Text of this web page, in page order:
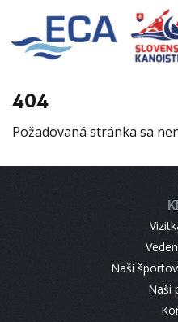
404
Požadovaná stránka sa
Naši
Naši